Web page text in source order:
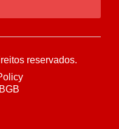
reservados.